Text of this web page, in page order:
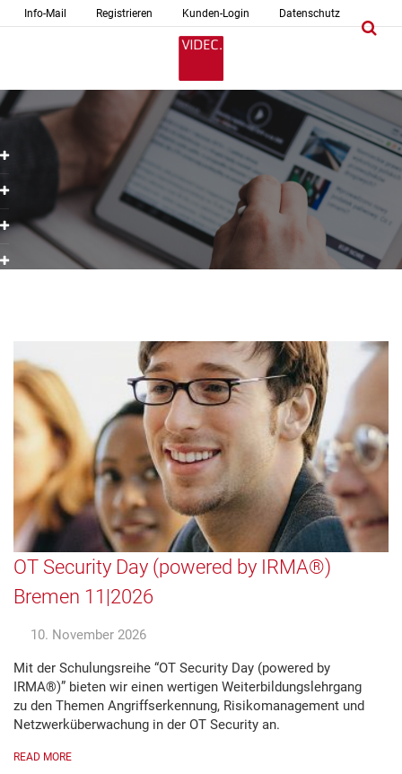
Info-Mail Registrieren Kunden-Login Datenschutz
OT Security Day (powered by IRMA®)
Bremen 11|2026
10. November 2026
Mit der Schulungsreihe “OT Security Day (powered by
IRMA®)” bieten wir einen wertigen Weiterbildungslehrgang
zu den Themen Angriffserkennung, Risikomanagement und
Netzwerküberwachung in der OT Security an.
READ MORE